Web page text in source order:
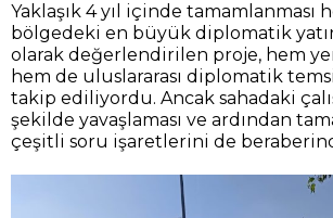
Yaklaşık 4 yıl içinde tamamlanması
bölgedeki en büyük diplomatik
olarak değerlendirilen proje, hem
hem de uluslararası diplomatik
takip ediliyordu. Ancak sahadaki
şekilde yavaşlaması ve ardından
çeşitli soru işaretlerini de